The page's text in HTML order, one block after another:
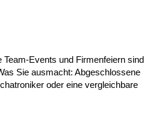
Events und Firmenfeiern sind
Sie ausmacht: Abgeschlossene
oder eine vergleichbare